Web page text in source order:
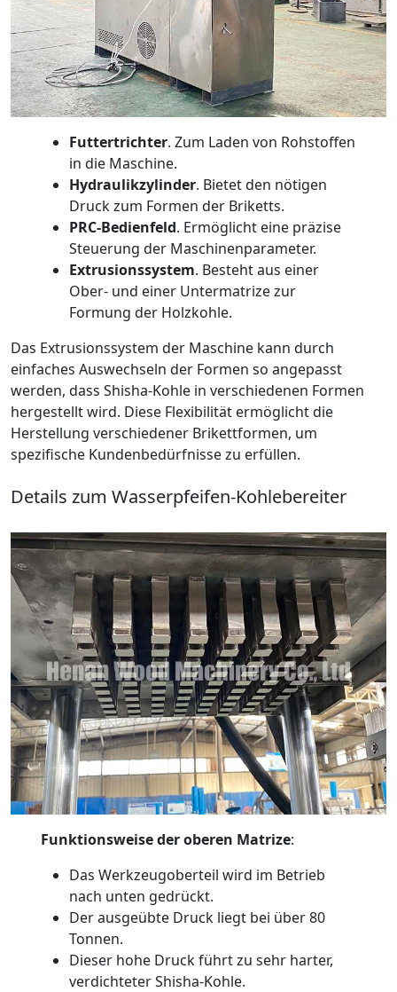
Futtertrichter. Zum Laden von Rohstoffen
in die Maschine.
Hydraulikzylinder. Bietet den nötigen
Druck zum Formen der Briketts.
PRC-Bedienfeld. Ermöglicht eine präzise
Steuerung der Maschinenparameter.
Extrusionssystem. Besteht aus einer
Ober- und einer Untermatrize zur
Formung der Holzkohle.
Das Extrusionssystem der Maschine kann durch
einfaches Auswechseln der Formen so angepasst
werden, dass Shisha-Kohle in verschiedenen Formen
hergestellt wird. Diese Flexibilität ermöglicht die
Herstellung verschiedener Brikettformen, um
spezifische Kundenbedürfnisse zu erfüllen.
Details zum Wasserpfeifen-Kohlebereiter
Funktionsweise der oberen Matrize:
Das Werkzeugoberteil wird im Betrieb
nach unten gedrückt.
Der ausgeübte Druck liegt bei über 80
Tonnen.
Dieser hohe Druck führt zu sehr harter,
verdichteter Shisha-Kohle.